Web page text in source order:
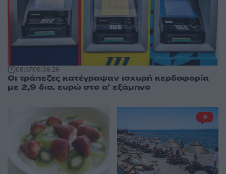
08:3709.08.26
Οι τράπεζες κατέγραψαν ισχυρή κερδοφορία
με 2,9 δισ. ευρώ στο α’ εξάμηνο
9